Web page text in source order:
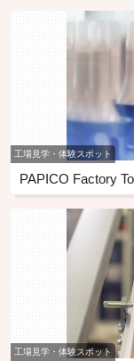
工場見学・体験スポット
PAPICO Factory
工場見学・体験スポット